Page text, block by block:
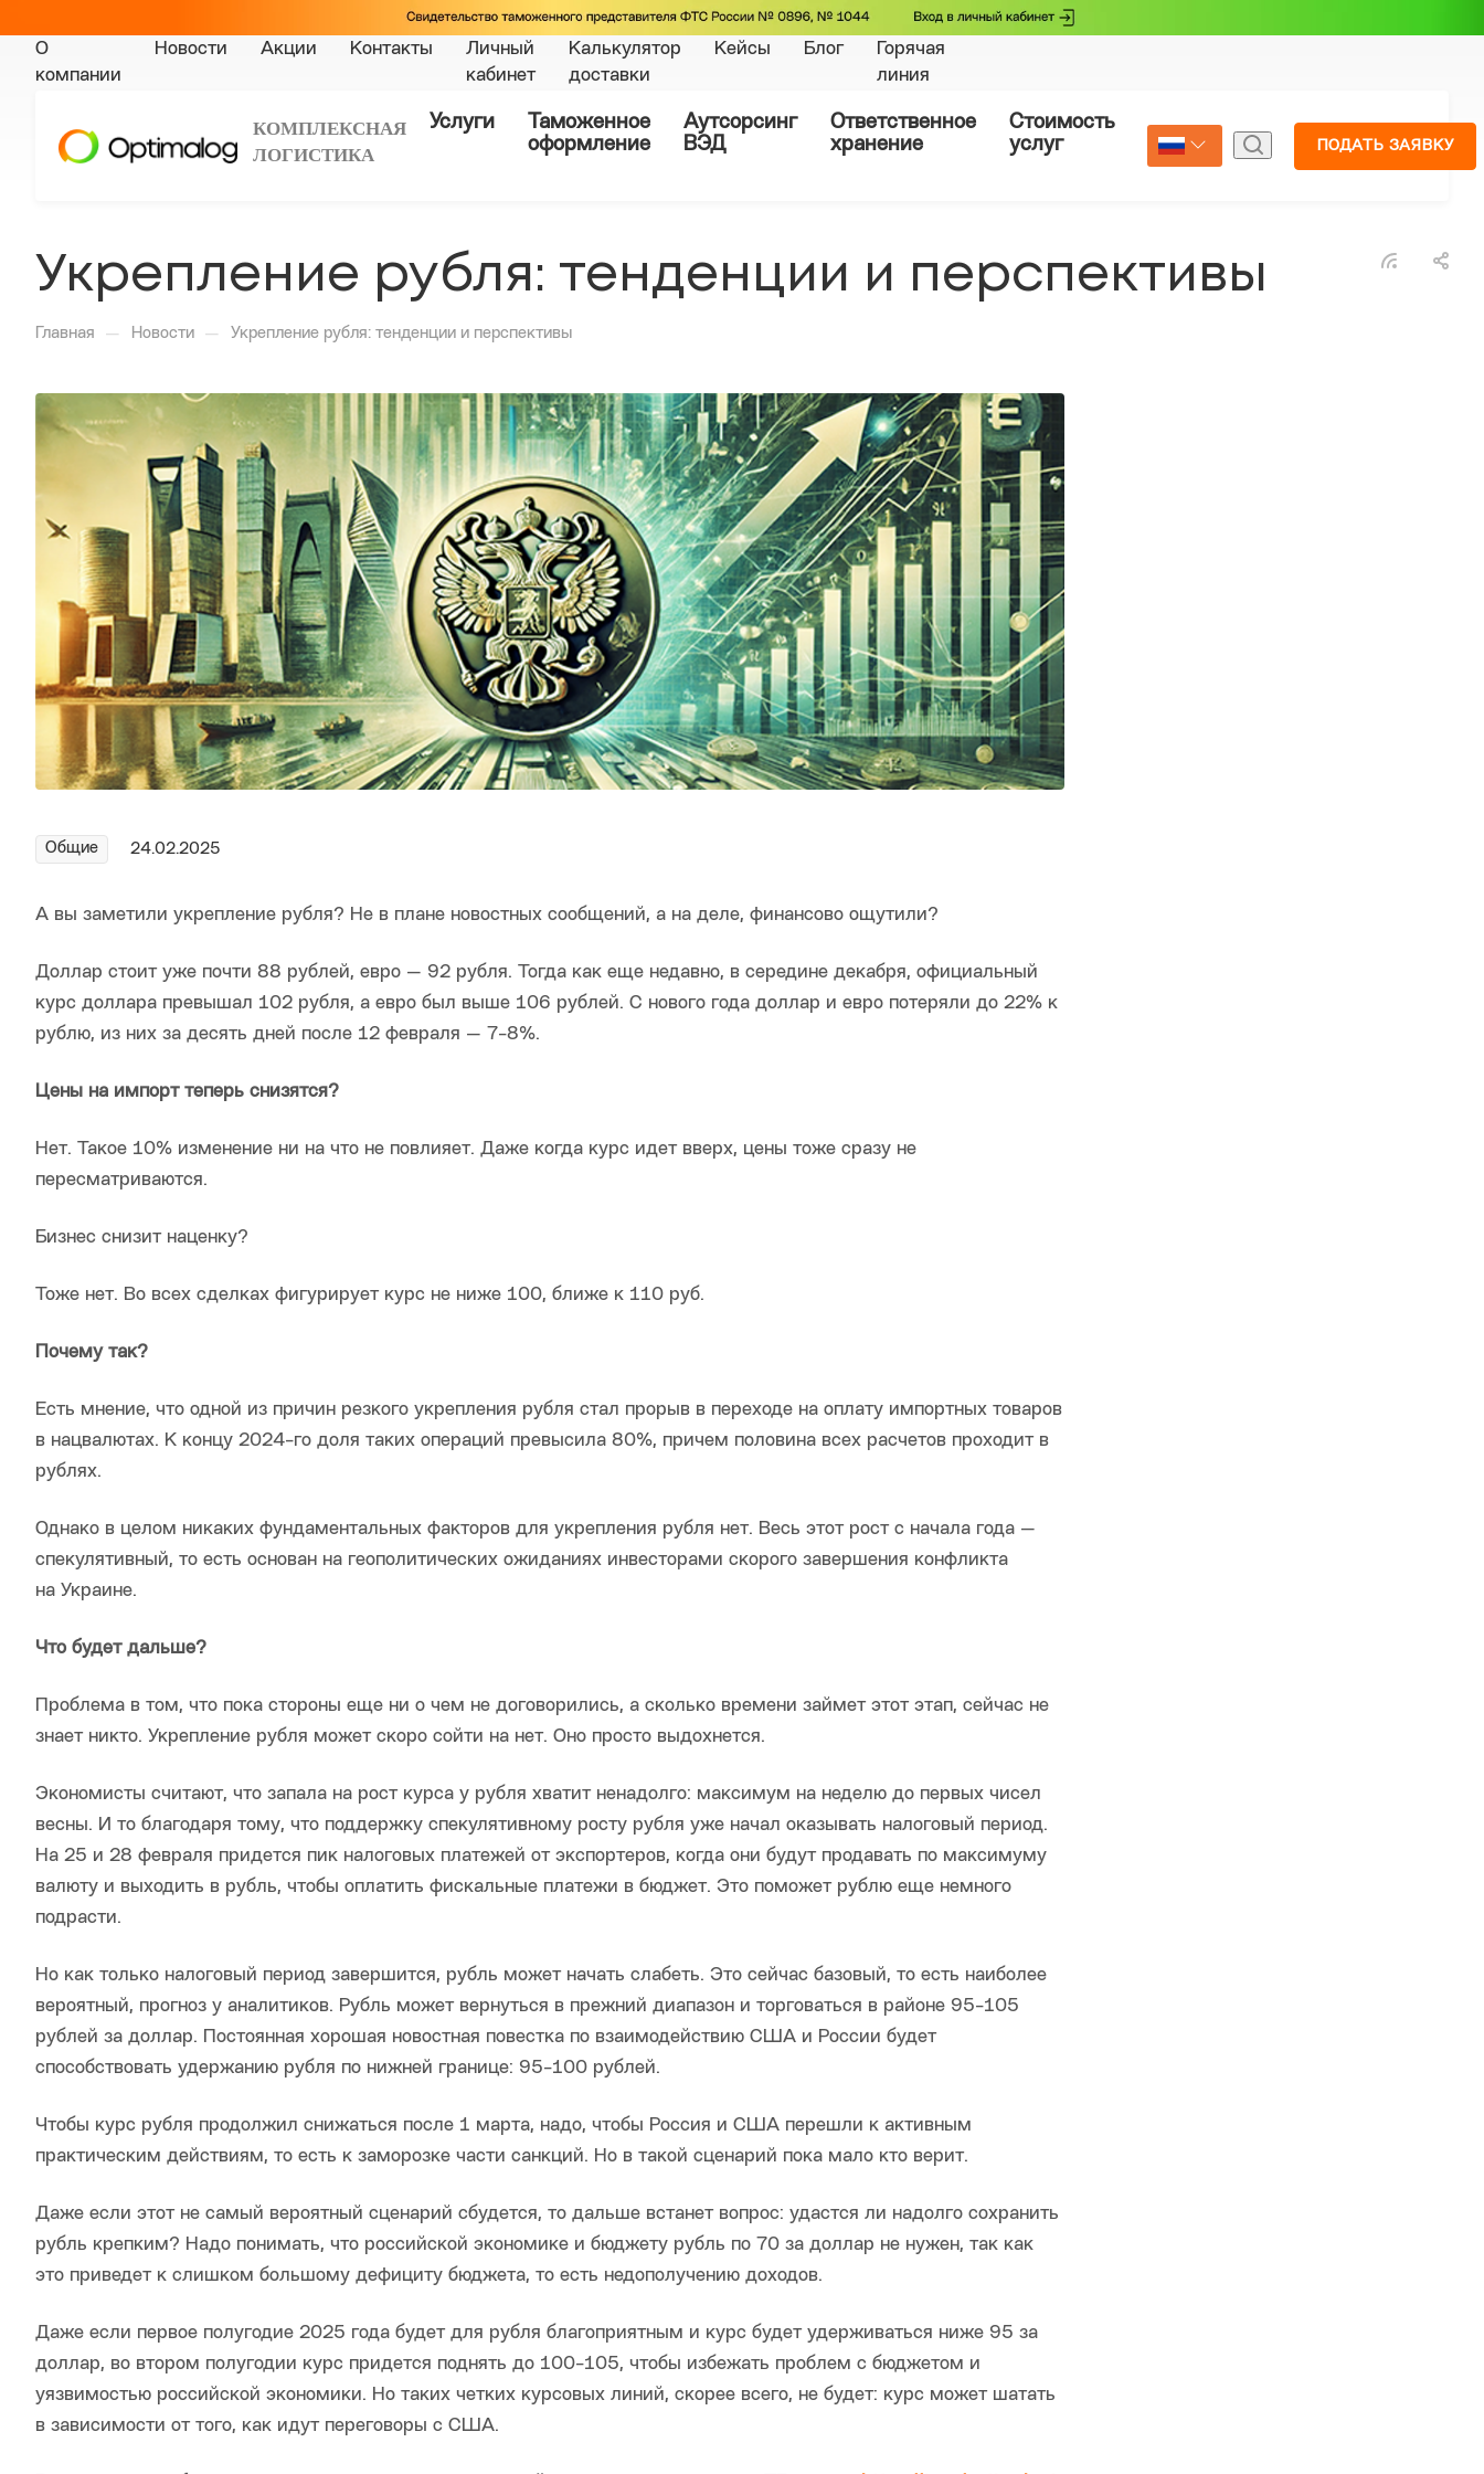
О
компании
Новости Акции Контакты
Личный
кабинет
Калькулятор
доставки
Кейсы Блог
Горячая
линия
КОМПЛЕКСНАЯ
ЛОГИСТИКА
Услуги
Таможенное
оформление
Аутсорсинг
ВЭД
Ответственное
хранение
Стоимость
услуг
Страхование
Select Language
ПОДАТЬ ЗАЯВКУ
Укрепление рубля: тенденции и перспективы
Главная — Новости — Укрепление рубля: тенденции и перспективы
Общие 24.02.2025
А вы заметили укрепление рубля? Не в плане новостных сообщений, а на деле, финансово ощутили?
Доллар стоит уже почти 88 рублей, евро — 92 рубля. Тогда как еще недавно, в середине декабря, официальный
курс доллара превышал 102 рубля, а евро был выше 106 рублей. С нового года доллар и евро потеряли до 22% к
рублю, из них за десять дней после 12 февраля — 7-8%.
Цены на импорт теперь снизятся?
Нет. Такое 10% изменение ни на что не повлияет. Даже когда курс идет вверх, цены тоже сразу не
пересматриваются.
Бизнес снизит наценку?
Тоже нет. Во всех сделках фигурирует курс не ниже 100, ближе к 110 руб.
Почему так?
Есть мнение, что одной из причин резкого укрепления рубля стал прорыв в переходе на оплату импортных товаров
в нацвалютах. К концу 2024-го доля таких операций превысила 80%, причем половина всех расчетов проходит в
рублях.
Однако в целом никаких фундаментальных факторов для укрепления рубля нет. Весь этот рост с начала года —
спекулятивный, то есть основан на геополитических ожиданиях инвесторами скорого завершения конфликта
на Украине.
Что будет дальше?
Проблема в том, что пока стороны еще ни о чем не договорились, а сколько времени займет этот этап, сейчас не
знает никто. Укрепление рубля может скоро сойти на нет. Оно просто выдохнется.
Экономисты считают, что запала на рост курса у рубля хватит ненадолго: максимум на неделю до первых чисел
весны. И то благодаря тому, что поддержку спекулятивному росту рубля уже начал оказывать налоговый период.
На 25 и 28 февраля придется пик налоговых платежей от экспортеров, когда они будут продавать по максимуму
валюту и выходить в рубль, чтобы оплатить фискальные платежи в бюджет. Это поможет рублю еще немного
подрасти.
Но как только налоговый период завершится, рубль может начать слабеть. Это сейчас базовый, то есть наиболее
вероятный, прогноз у аналитиков. Рубль может вернуться в прежний диапазон и торговаться в районе 95-105
рублей за доллар. Постоянная хорошая новостная повестка по взаимодействию США и России будет
способствовать удержанию рубля по нижней границе: 95-100 рублей.
Чтобы курс рубля продолжил снижаться после 1 марта, надо, чтобы Россия и США перешли к активным
практическим действиям, то есть к заморозке части санкций. Но в такой сценарий пока мало кто верит.
Даже если этот не самый вероятный сценарий сбудется, то дальше встанет вопрос: удастся ли надолго сохранить
рубль крепким? Надо понимать, что российской экономике и бюджету рубль по 70 за доллар не нужен, так как
это приведет к слишком большому дефициту бюджета, то есть недополучению доходов.
Даже если первое полугодие 2025 года будет для рубля благоприятным и курс будет удерживаться ниже 95 за
доллар, во втором полугодии курс придется поднять до 100-105, чтобы избежать проблем с бюджетом и
уязвимостью российской экономики. Но таких четких курсовых линий, скорее всего, не будет: курс может шатать
в зависимости от того, как идут переговоры с США.